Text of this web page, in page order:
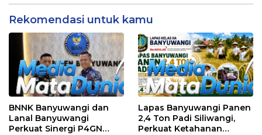
Prajurit
Rekomendasi untuk kamu
BNNK Banyuwangi dan
Lanal Banyuwangi
Perkuat Sinergi P4GN
Lapas Banyuwangi Panen
2,4 Ton Padi Siliwangi,
Perkuat Ketahanan